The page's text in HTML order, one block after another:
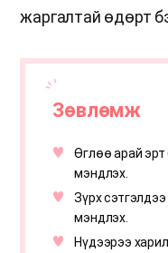
жаргалтай өдөрт
Зөвлөмж
Өглөө арай эрт
мэндлэх.
Зүрх
мэндлэх.
Нүдээрээ